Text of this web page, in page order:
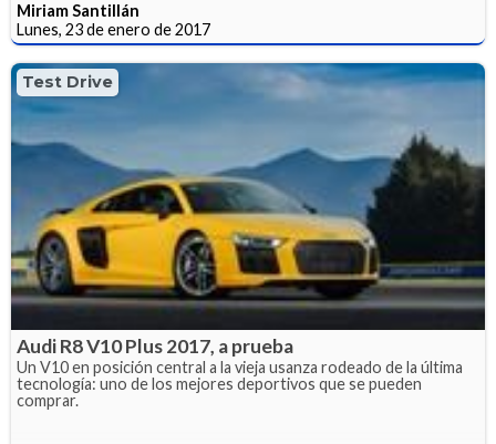
Miriam Santillán
Lunes, 23 de enero de 2017
Test Drive
Audi R8 V10 Plus 2017, a prueba
Un V10 en posición central a la vieja usanza rodeado de la última
tecnología: uno de los mejores deportivos que se pueden
comprar.